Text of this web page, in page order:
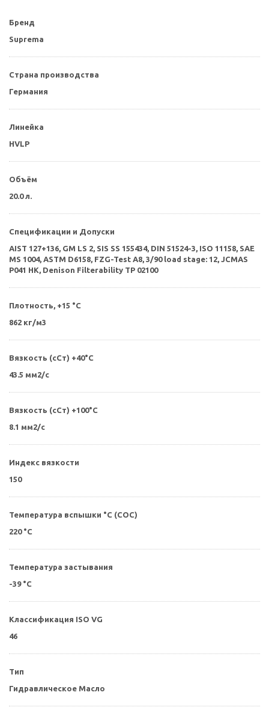
Бренд
Suprema
Страна производства
Германия
Линейка
HVLP
Объём
20.0 л.
Спецификации и Допуски
AIST 127+136, GM LS 2, SIS SS 155434, DIN 51524-3, ISO 11158, SAE
MS 1004, ASTM D6158, FZG-Test A8, 3/90 load stage: 12, JCMAS
P041 HK, Denison Filterability TP 02100
Плотность, +15 °С
862 кг/м3
Вязкость (сСт) +40°С
43.5 мм2/с
Вязкость (сСт) +100°С
8.1 мм2/с
Индекс вязкости
150
Температура вспышки °C (СОС)
220 °C
Температура застывания
-39 °C
Классификация ISO VG
46
Тип
Гидравлическое Масло